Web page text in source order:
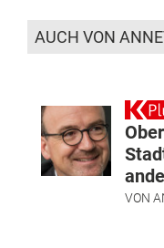
AUCH VON
VON